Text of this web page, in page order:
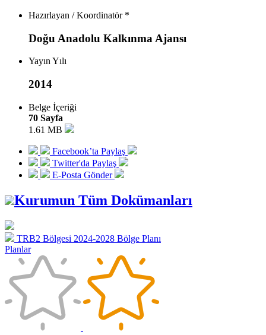
Hazırlayan / Koordinatör *
Doğu Anadolu Kalkınma Ajansı
Yayın Yılı
2014
Belge İçeriği
70 Sayfa
1.61 MB
Facebook’ta Paylaş
Twitter'da Paylaş
E-Posta Gönder
Kurumun Tüm Dokümanları
TRB2 Bölgesi 2024-2028 Bölge Planı
Planlar